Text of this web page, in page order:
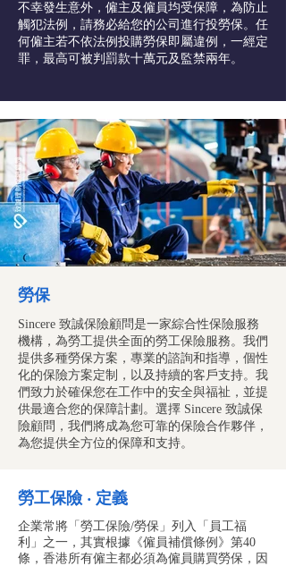
不幸發生意外，僱主及僱員均受保障 ，為防止
觸犯法例，請務必給您的公司進行投勞保。任
何僱主若不依法例投購勞保即屬違例，一經定
罪，最高可被判罰款十萬元及監禁兩年。
勞保
Sincere 致誠保險顧問是一家綜合性保險服務
機構，為勞工提供全面的勞工保險服務。我們
提供多種勞保方案，專業的諮詢和指導，個性
化的保險方案定制，以及持續的客戶支持。我
們致力於確保您在工作中的安全與福祉，並提
供最適合您的保障計劃。選擇 Sincere 致誠保
險顧問，我們將成為您可靠的保險合作夥伴，
為您提供全方位的保障和支持。
勞工保險 ‧ 定義
企業常將「勞工保險/勞保」列入「員工福
利」之一，其實根據《僱員補償條例》第40
條，香港所有僱主都必須為僱員購買勞保，因